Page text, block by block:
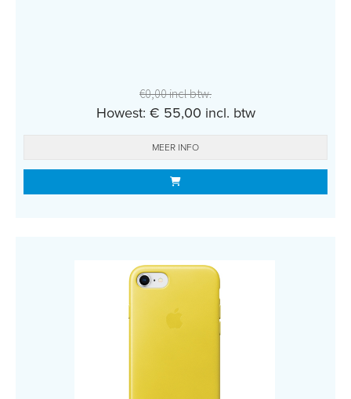
€0,00 incl btw.
Howest: € 55,00 incl. btw
MEER INFO